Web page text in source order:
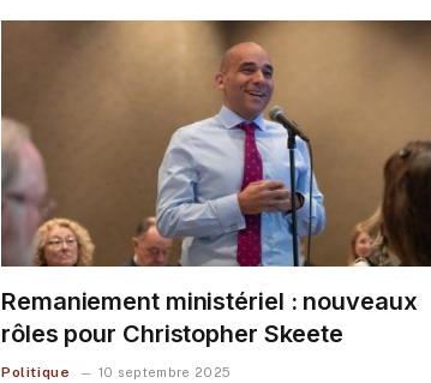
Remaniement ministériel : nouveaux
rôles pour Christopher Skeete
Politique 10 septembre 2025